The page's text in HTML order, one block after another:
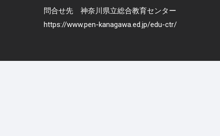
問合せ先 神奈川県立総合教育センター
https://www.pen-kanagawa.ed.jp/edu-ctr/